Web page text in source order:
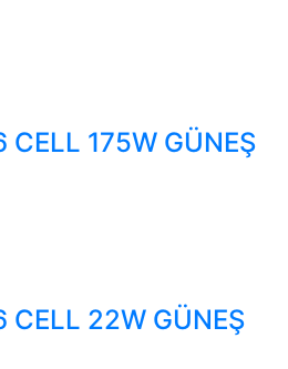
CELL 175W GÜNEŞ
CELL 22W GÜNEŞ